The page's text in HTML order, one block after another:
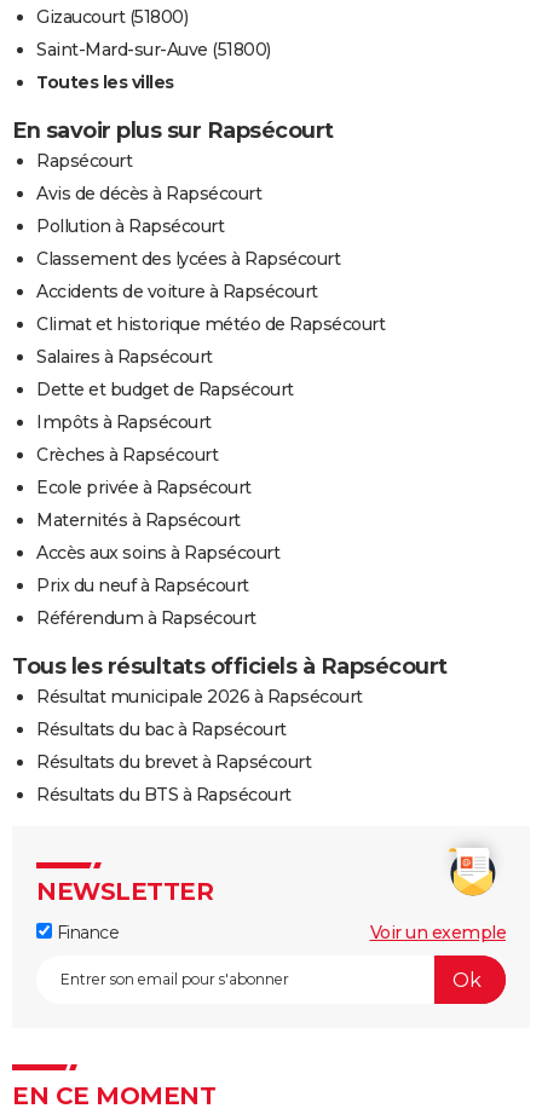
Gizaucourt (51800)
Saint-Mard-sur-Auve (51800)
Toutes les villes
En savoir plus sur Rapsécourt
Rapsécourt
Avis de décès à Rapsécourt
Pollution à Rapsécourt
Classement des lycées à Rapsécourt
Accidents de voiture à Rapsécourt
Climat et historique météo de Rapsécourt
Salaires à Rapsécourt
Dette et budget de Rapsécourt
Impôts à Rapsécourt
Crèches à Rapsécourt
Ecole privée à Rapsécourt
Maternités à Rapsécourt
Accès aux soins à Rapsécourt
Prix du neuf à Rapsécourt
Référendum à Rapsécourt
Tous les résultats officiels à Rapsécourt
Résultat municipale 2026 à Rapsécourt
Résultats du bac à Rapsécourt
Résultats du brevet à Rapsécourt
Résultats du BTS à Rapsécourt
NEWSLETTER
Finance Voir un exemple
EN CE MOMENT